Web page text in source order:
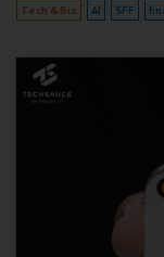
Tech & Biz AI SFF